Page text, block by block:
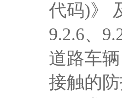
代码)》
9.2.6、
道路车
接触的